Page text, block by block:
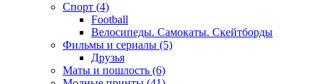
Спорт (4)
Football
Велосипеды. Самокаты. Скейтборды
Фильмы и сериалы (5)
Друзья
Маты и пошлость (6)